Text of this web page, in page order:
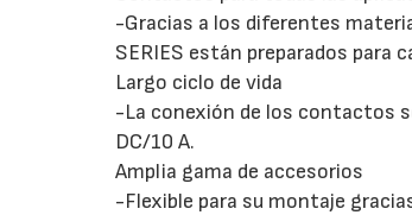
-Gracias a los diferentes
SERIES están preparados para
Largo ciclo de vida
-La conexión de los contactos
DC/10 A.
Amplia gama de accesorios
-Flexible para su montaje